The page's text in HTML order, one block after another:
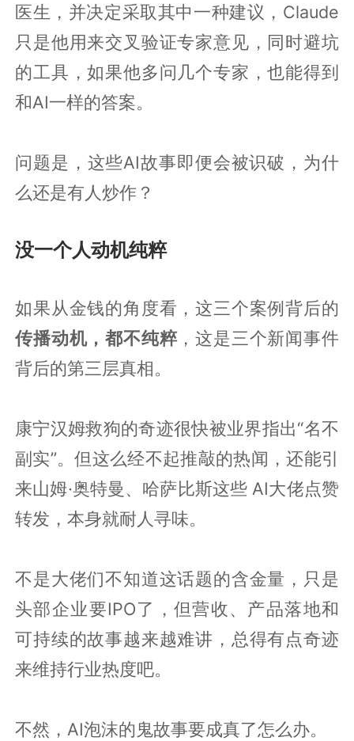
医生，并决定采取其中一种建议，Claude
只是他用来交叉验证专家意见，同时避坑
的工具，如果他多问几个专家，也能得到
和AI一样的答案。
问题是，这些AI故事即便会被识破，为什
么还是有人炒作？
没一个人动机纯粹
如果从金钱的角度看，这三个案例背后的
传播动机，都不纯粹，这是三个新闻事件
背后的第三层真相。
康宁汉姆救狗的奇迹很快被业界指出“名不
副实”。但这么经不起推敲的热闻，还能引
来山姆·奥特曼、哈萨比斯这些 AI大佬点赞
转发，本身就耐人寻味。
不是大佬们不知道这话题的含金量，只是
头部企业要IPO了，但营收、产品落地和
可持续的故事越来越难讲，总得有点奇迹
来维持行业热度吧。
不然，AI泡沫的鬼故事要成真了怎么办。